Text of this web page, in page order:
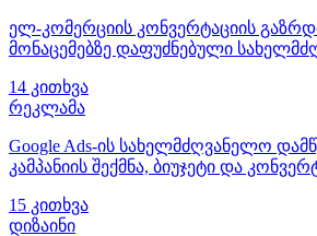
ელ-კომერციის კონვერტაციის
მონაცემებზე დაფუძნებული
14 კითხვა
რეკლამა
Google Ads-ის სახელმძღვანელო
კამპანიის შექმნა, ბიუჯეტი და
15 კითხვა
დიზაინი